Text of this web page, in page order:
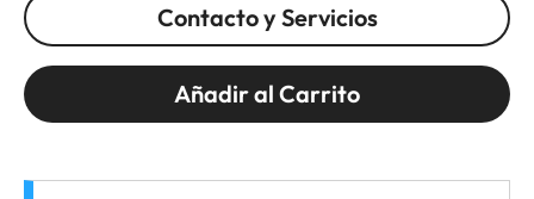
Contacto y Servicios
Añadir al Carrito